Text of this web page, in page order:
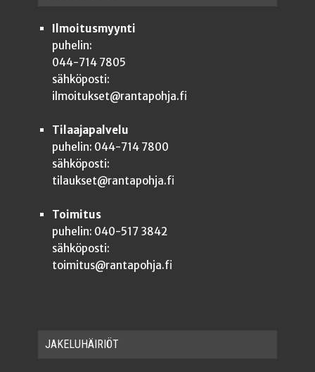
Ilmoitusmyynti
puhelin:
044-714 7805
sähköposti:
ilmoitukset@rantapohja.fi
Tilaajapalvelu
puhelin: 044-714 7800
sähköposti:
tilaukset@rantapohja.fi
Toimitus
puhelin: 040-517 3842
sähköposti:
toimitus@rantapohja.fi
JAKE­LU­HÄI­RIÖT